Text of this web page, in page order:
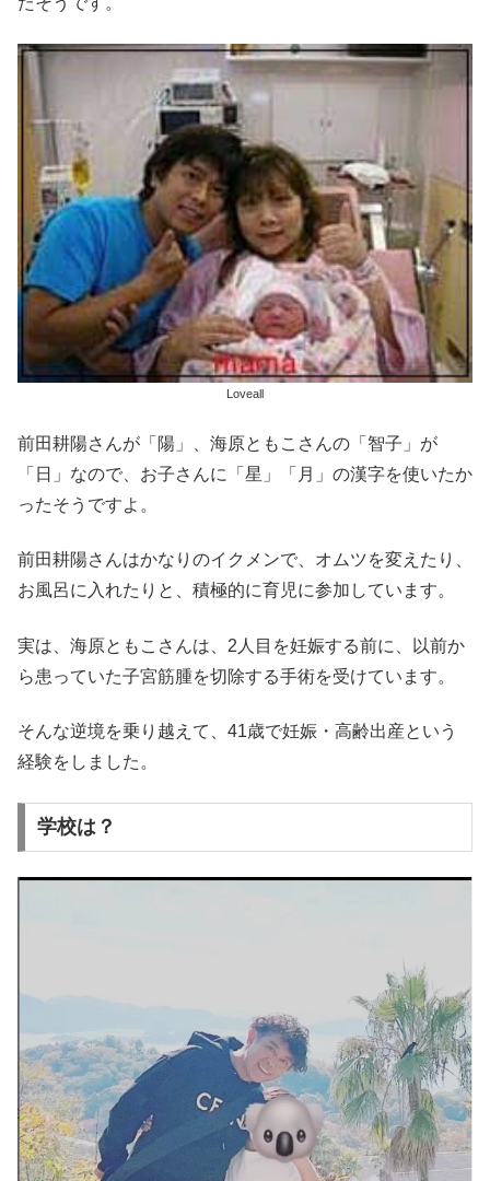
Loveall
前田耕陽さんが「陽」、海原ともこさんの「智子」が
「日」なので、お子さんに「星」「月」の漢字を使いたか
ったそうですよ。
前田耕陽さんはかなりのイクメンで、オムツを変えたり、
お風呂に入れたりと、積極的に育児に参加しています。
実は、海原ともこさんは、2人目を妊娠する前に、以前か
ら患っていた子宮筋腫を切除する手術を受けています。
そんな逆境を乗り越えて、41歳で妊娠・高齢出産という
経験をしました。
学校は？